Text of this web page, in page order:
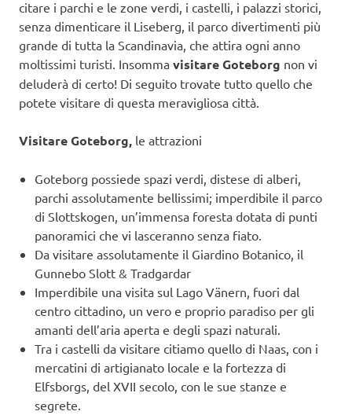
citare i parchi e le zone verdi, i castelli, i palazzi storici,
senza dimenticare il Liseberg, il parco divertimenti più
grande di tutta la Scandinavia, che attira ogni anno
moltissimi turisti. Insomma visitare Goteborg non vi
deluderà di certo! Di seguito trovate tutto quello che
potete visitare di questa meravigliosa città.
Visitare Goteborg, le attrazioni
Goteborg possiede spazi verdi, distese di alberi,
parchi assolutamente bellissimi; imperdibile il parco
di Slottskogen, un’immensa foresta dotata di punti
panoramici che vi lasceranno senza fiato.
Da visitare assolutamente il Giardino Botanico, il
Gunnebo Slott & Tradgardar
Imperdibile una visita sul Lago Vänern, fuori dal
centro cittadino, un vero e proprio paradiso per gli
amanti dell’aria aperta e degli spazi naturali.
Tra i castelli da visitare citiamo quello di Naas, con i
mercatini di artigianato locale e la fortezza di
Elfsborgs, del XVII secolo, con le sue stanze e
segrete.